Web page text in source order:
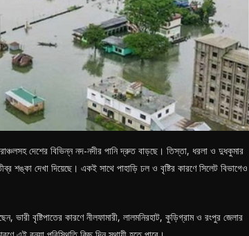
দেশের বিভিন্ন নদ-নদীর পানি দ্রুত বাড়ছে। তিস্তা, ধরলা ও দুধকুমার
শঙ্কা দেখা দিয়েছে। একই সাথে পাহাড়ি ঢল ও বৃষ্টির কারণে সিলেট বিভাগেও
ভারী বৃষ্টিপাতের কারণে নীলফামারী, লালমনিরহাট, কুড়িগ্রাম ও রংপুর জেলার